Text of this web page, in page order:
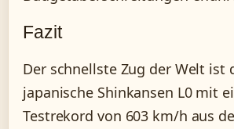
Fazit
Der schnellste Zug der Welt ist
japanische Shinkansen L0 mit
Testrekord von 603 km/h aus